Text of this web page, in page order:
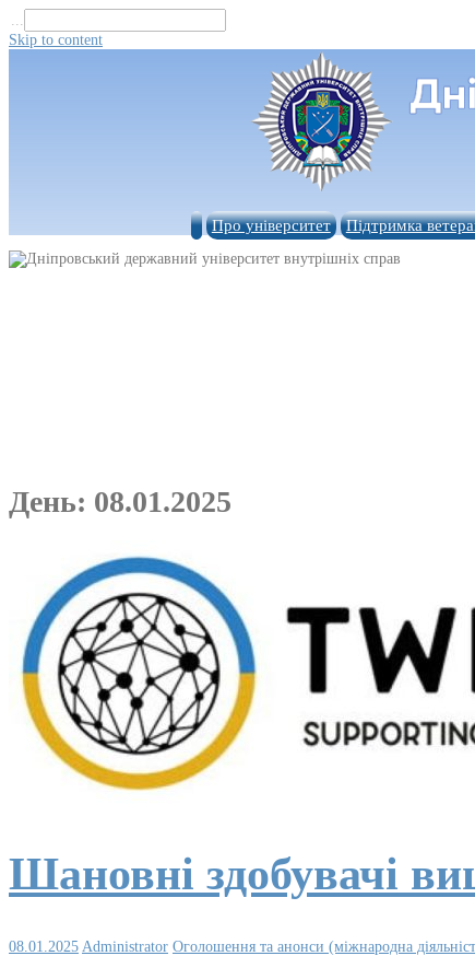
...
Skip to content
Про університет Підтримка
День: 08.01.2025
Шановні здобувачі
08.01.2025 Administrator Оголошення та анонси (міжнародна